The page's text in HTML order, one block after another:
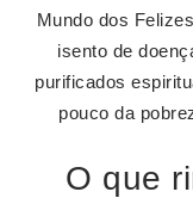
Mundo dos
isento de
purificados
pouco da
O que